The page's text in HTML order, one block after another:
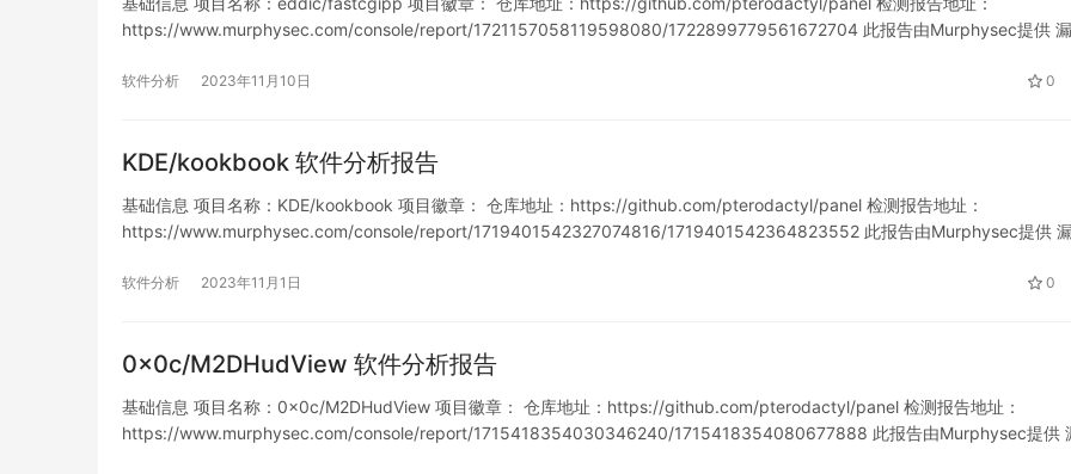
https://www.murphysec.com/console/report/1721157058119598080/1722899779561672704 此报告由Murphysec提供 漏
软件分析 2023年11月10日 0
KDE/kookbook 软件分析报告
基础信息 项目名称：KDE/kookbook 项目徽章： 仓库地址：https://github.com/pterodactyl/panel 检测报告地址：
https://www.murphysec.com/console/report/1719401542327074816/1719401542364823552 此报告由Murphysec提供
软件分析 2023年11月1日 0
0x0c/M2DHudView 软件分析报告
基础信息 项目名称：0x0c/M2DHudView 项目徽章： 仓库地址：https://github.com/pterodactyl/panel 检测报告地址：
https://www.murphysec.com/console/report/1715418354030346240/1715418354080677888 此报告由Murphysec提供